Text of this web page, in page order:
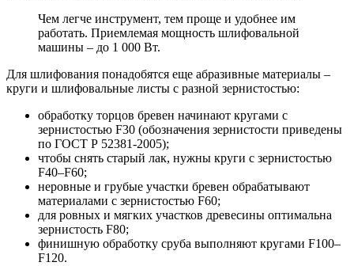
Чем легче инструмент, тем проще и удобнее им
работать. Приемлемая мощность шлифовальной
машины – до 1 000 Вт.
Для шлифования понадобятся еще абразивные материалы –
круги и шлифовальные листы с разной зернистостью:
обработку торцов бревен начинают кругами с
зернистостью F30 (обозначения зернистости приведены
по ГОСТ Р 52381-2005);
чтобы снять старый лак, нужны круги с зернистостью
F40–F60;
неровные и грубые участки бревен обрабатывают
материалами с зернистостью F60;
для ровных и мягких участков древесины оптимальна
зернистость F80;
финишную обработку сруба выполняют кругами F100–
F120.